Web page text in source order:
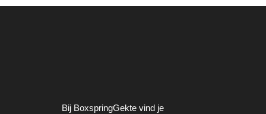
Bij BoxspringGekte vind je